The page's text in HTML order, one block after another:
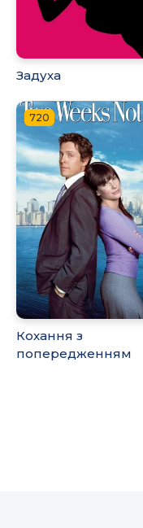
Задуха
720
Кохання з
попередженням